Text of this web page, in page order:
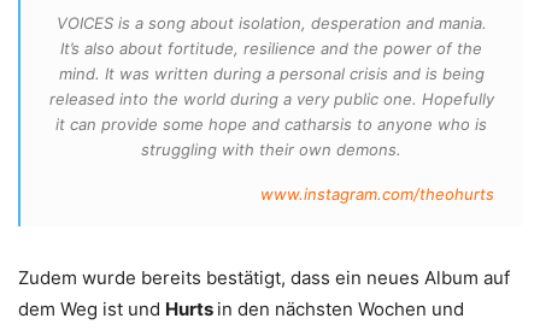
VOICES is a song about isolation, desperation and mania.
It’s also about fortitude, resilience and the power of the
mind. It was written during a personal crisis and is being
released into the world during a very public one. Hopefully
it can provide some hope and catharsis to anyone who is
struggling with their own demons.
www.instagram.com/theohurts
Zudem wurde bereits bestätigt, dass ein neues Album auf
dem Weg ist und Hurts in den nächsten Wochen und